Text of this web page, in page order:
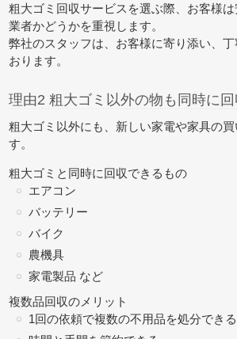
粗大ゴミ回収サービスを選ぶ際、お客様
業者かどうかを重視します。
弊社のスタッフは、お客様に寄り添い、
おります。
理由2 粗大ゴミ以外の物も同時に
粗大ゴミ以外にも、新しい家電や家具の
す。
粗大ゴミと同時に回収できるもの
エアコン
バッテリー
バイク
農機具
家電製品 など
複数品回収のメリット
1回の依頼で複数の不用品を処分できる